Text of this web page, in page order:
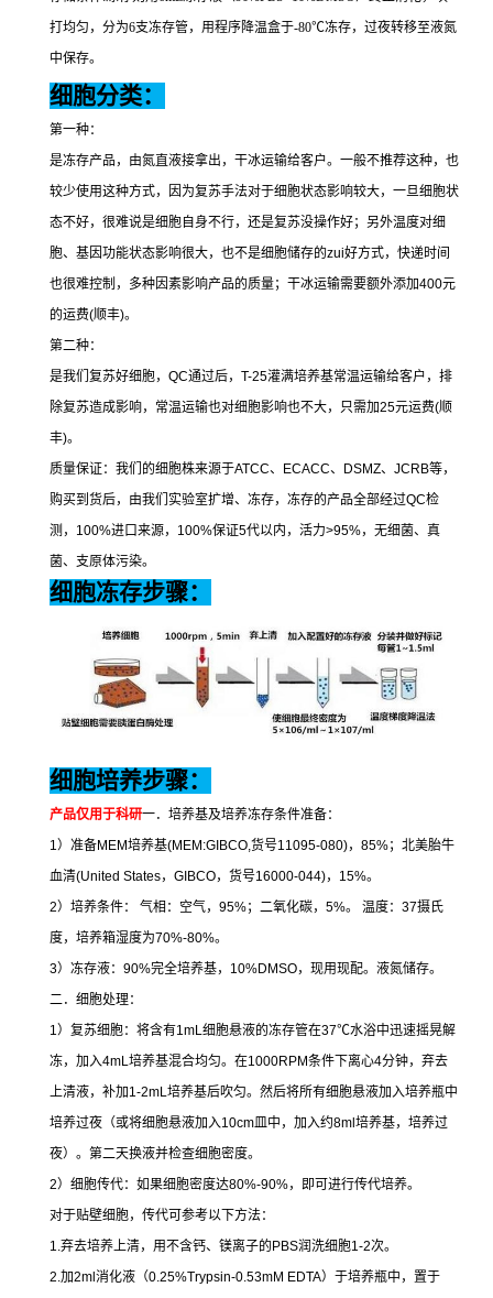
打均匀，分为6支冻存管，用程序降温盒于-80℃冻存，过夜转移至液氮
中保存。
细胞分类：
第一种：
是冻存产品，由氮直液接拿出，干冰运输给客户。一般不推荐这种，也
较少使用这种方式，因为复苏手法对于细胞状态影响较大，一旦细胞状
态不好，很难说是细胞自身不行，还是复苏没操作好；另外温度对细
胞、基因功能状态影响很大，也不是细胞储存的zui好方式，快递时间
也很难控制，多种因素影响产品的质量；干冰运输需要额外添加400元
的运费(顺丰)。
第二种：
是我们复苏好细胞， QC通过后， T-25灌满培养基常温运输给客户，排
除复苏造成影响，常温运输也对细胞影响也不大，只需加25元运费(顺
丰)。
质量保证：我们的细胞株来源于ATCC、 ECACC、 DSMZ、 JCRB等，
购买到货后，由我们实验室扩增、冻存，冻存的产品全部经过QC检
测， 100%进口来源， 100%保证5代以内，活力>95%，无细菌、真
菌、支原体污染。
细胞冻存步骤：
细胞培养步骤：
产品仅用于科研一．培养基及培养冻存条件准备：
1 ）准备MEM培养基(MEM:GIBCO, 货号11095-080)， 85%；北美胎牛
血清(United States， GIBCO，货号16000-044)， 15%。
2）培养条件： 气相：空气， 95%；二氧化碳， 5%。 温度： 37摄氏
度，培养箱湿度为70%-80%。
3）冻存液： 90%完全培养基， 10%DMSO，现用现配。液氮储存。
二．细胞处理：
1 ）复苏细胞：将含有1mL 细胞悬液的冻存管在37℃水浴中迅速摇晃解
冻，加入4mL 培养基混合均匀。在1000RPM条件下离心4分钟，弃去
上清液，补加1-2mL 培养基后吹匀。然后将所有细胞悬液加入培养瓶中
培养过夜（或将细胞悬液加入10cm皿中，加入约8ml培养基，培养过
夜）。第二天换液并检查细胞密度。
2）细胞传代：如果细胞密度达80%-90%，即可进行传代培养。
对于贴壁细胞，传代可参考以下方法：
1. 弃去培养上清，用不含钙、镁离子的PBS润洗细胞1-2次。
2. 加2ml消化液（0.25%Trypsin-0.53mM EDTA）于培养瓶中，置于